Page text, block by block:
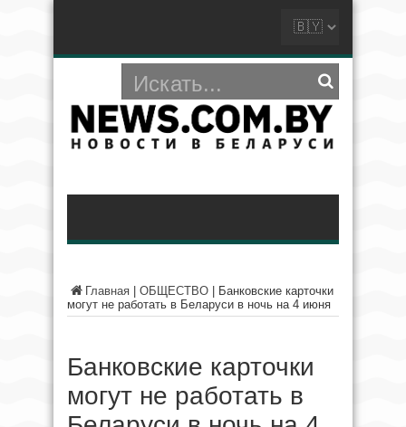
Главная ОБЩЕСТВО
Банковские карточки
могут не работать в Беларуси в ночь на 4 июня
Банковские карточки
могут не работать в